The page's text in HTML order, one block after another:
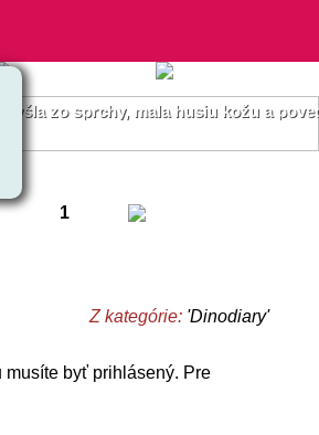
zo sprchy, mala husiu kožu
1
Z kategórie: 'Dinodiary'
musíte byť prihlásený. Pre